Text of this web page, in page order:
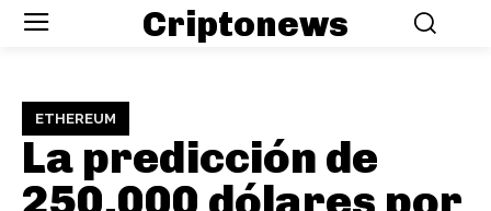
Criptonews
ETHEREUM
La predicción de